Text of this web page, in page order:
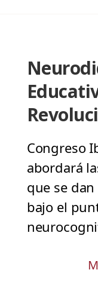
Congreso
abordará
que se
bajo el